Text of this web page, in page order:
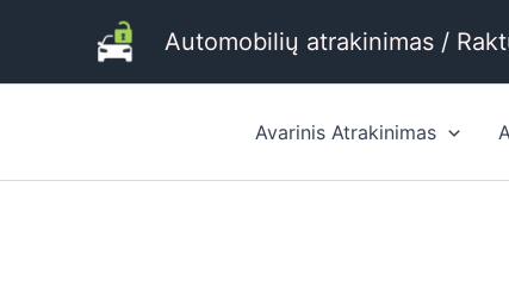
Automobilių atrakinimas /
Avarinis Atrakinimas